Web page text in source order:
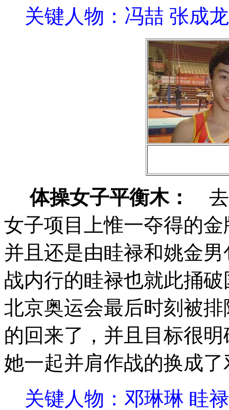
关键人物：冯喆 张成
体操女子平衡木：
去
女子项目上惟一夺得的
并且还是由眭禄和姚金
战内行的眭禄也就此捅
北京奥运会最后时刻被
的回来了，并且目标很
她一起并肩作战的换成
关键人物：邓琳琳 眭